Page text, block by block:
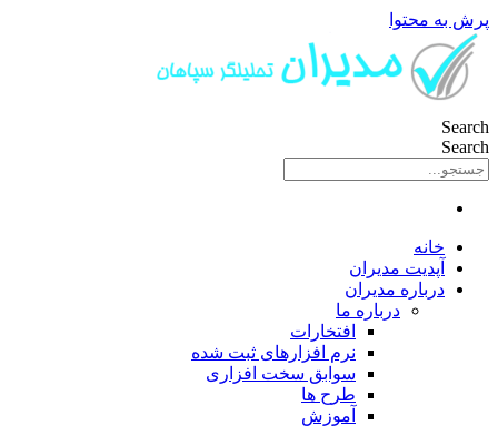
پرش به محتوا
Search
Search
خانه
آپدیت مدیران
درباره مدیران
درباره ما
افتخارات
نرم افزارهای ثبت شده
سوابق سخت افزاری
طرح ها
آموزش